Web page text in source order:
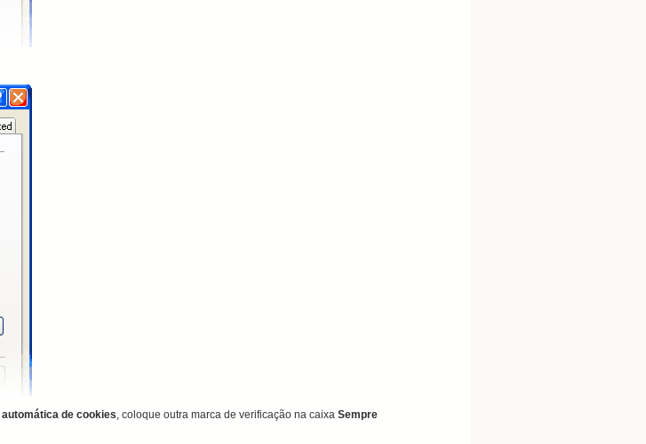
automática de cookies, coloque outra marca de verificação na caixa Sempre